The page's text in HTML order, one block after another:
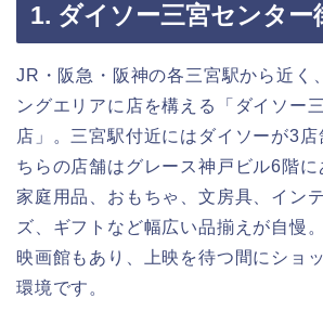
1. ダイソー三宮センター
JR・阪急・阪神の各三宮駅から近く
ングエリアに店を構える「ダイソー
店」。三宮駅付近にはダイソーが3店
ちらの店舗はグレース神戸ビル6階に
家庭用品、おもちゃ、文房具、イン
ズ、ギフトなど幅広い品揃えが自慢
映画館もあり、上映を待つ間にショ
環境です。